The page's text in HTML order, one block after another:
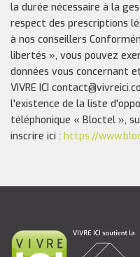
la durée nécessaire à la
respect des prescriptions
à nos conseillers
libertés », vous pouvez
données vous concernant
VIVRE ICI
l'existence de la liste
téléphonique « Bloctel »,
inscrire ici : https://